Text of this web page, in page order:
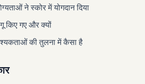
ने स्कोर में योगदान दिया
किए गए और क्यों
की तुलना में कैसा है